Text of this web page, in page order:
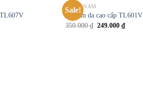
Sale!
VÍ DA NAM
Ví nam da cao cấp TL601V
350.000₫ 249.000₫